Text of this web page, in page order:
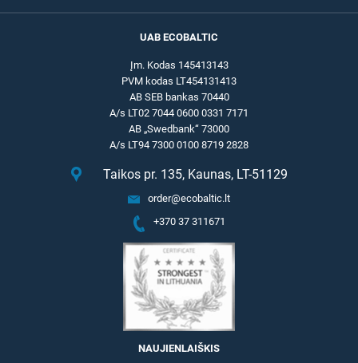
UAB ECOBALTIC
Įm. Kodas 145413143
PVM kodas LT454131413
AB SEB bankas 70440
A/s LT02 7044 0600 0331 7171
AB „Swedbank“ 73000
A/s LT94 7300 0100 8719 2828
Taikos pr. 135, Kaunas, LT-51129
order@ecobaltic.lt
+370 37 311671
NAUJIENLAIŠKIS